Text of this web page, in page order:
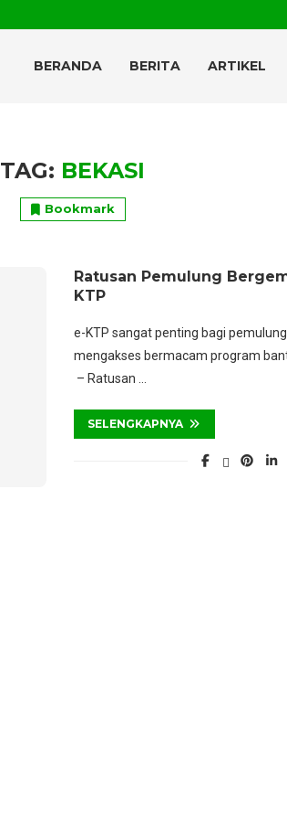
BERANDA BERITA ARTIKEL
TAG: BEKASI
Bookmark
Ratusan Pemulung
KTP
e-KTP sangat penting bagi
mengakses bermacam program
– Ratusan …
SELENGKAPNYA